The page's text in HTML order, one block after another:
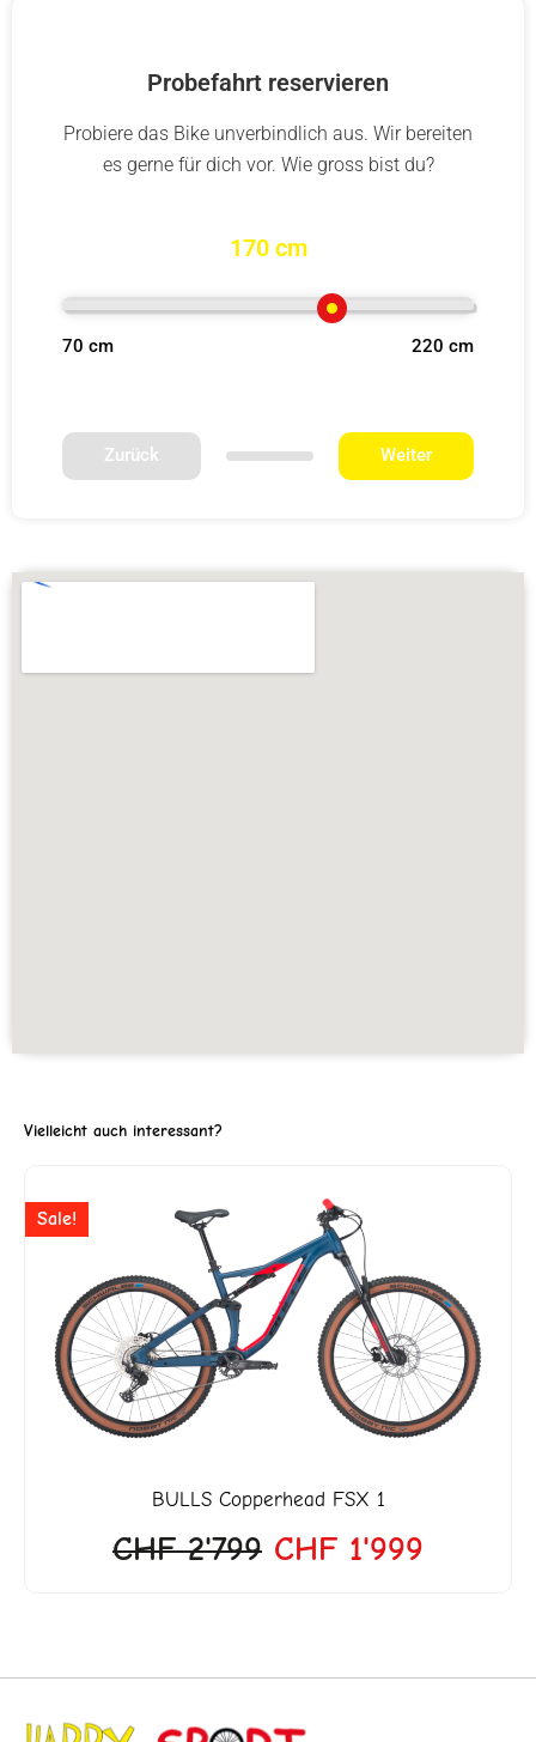
Probefahrt reservieren
Probiere das Bike unverbindlich aus. Wir bereiten
es gerne für dich vor. Wie gross bist du?
170 cm
70 cm 220 cm
Zurück Weiter
Vielleicht auch interessant?
Sale!
BULLSCopperhead FSX 1
CHF2'799
Ursprünglicher
Preis
war:
CHF 2'799
CHF 1'999
ist:
CHF